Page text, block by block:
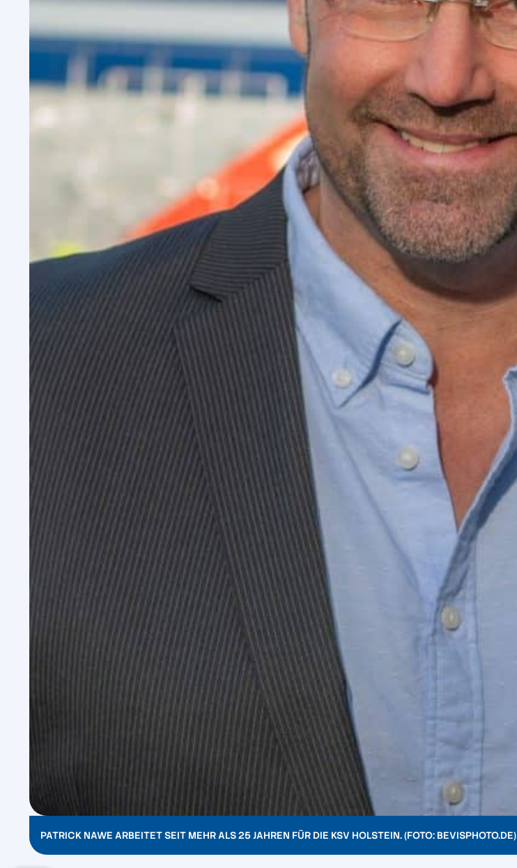
PATRICK NAWE ARBEITET SEIT MEHR ALS 25 JAHREN FÜR DIE KSV HOLSTEIN. (FOTO: BEVISPHOTO.DE)